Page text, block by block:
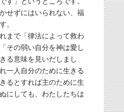
せずにはいられない、福
。
まで「律法によって救わ
その弱い自分を神は愛し
る意味を見いだしまし
一人自分のために生きる
るとすれば主のために生
にしても、わたしたちは